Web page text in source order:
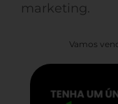
marketing.
Vamos